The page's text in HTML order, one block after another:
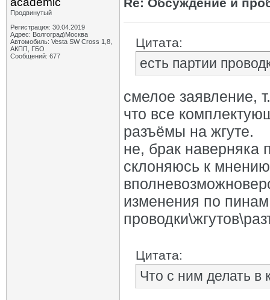
Продвинутый
Регистрация: 30.04.2019
Адрес: Волгоград\Москва
Автомобиль: Vesta SW Cross 1,8,
АКПП, ГБО
Сообщений: 677
Цитата:
есть партии
смелое заявление,
что все
разъёмы на жгуте.
не, брак наверняка
склоняюсь к
изменения по
Цитата:
Что с ним делать в